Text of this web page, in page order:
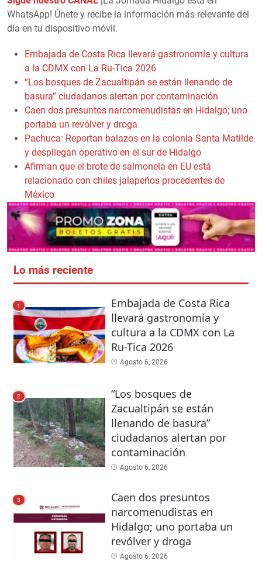
WhatsApp! Únete y recibe la información más relevante del
día en tu dispositivo móvil.
Embajada de Costa Rica llevará gastronomía y cultura
a la CDMX con La Ru-Tica 2026
“Los bosques de Zacualtipán se están llenando de
basura” ciudadanos alertan por contaminación
Caen dos presuntos narcomenudistas en Hidalgo; uno
portaba un revólver y droga
Pachuca: Reportan balazos en la colonia Santa Matilde
y despliegan operativo en el sur de Hidalgo
Afirman que el brote de salmonela en EU está
relacionado con chiles jalapeños procedentes de
México
Lo más reciente
1
Embajada de Costa Rica
llevará gastronomía y
cultura a la CDMX con La
Ru-Tica 2026
Agosto 6, 2026
2
“Los bosques de
Zacualtipán se están
llenando de basura”
ciudadanos alertan por
contaminación
Agosto 6, 2026
3
Caen dos presuntos
narcomenudistas en
Hidalgo; uno portaba un
revólver y droga
Agosto 6, 2026